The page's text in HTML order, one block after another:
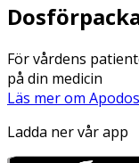
För vårdens
på din medicin
Läs mer om
Ladda ner vår app